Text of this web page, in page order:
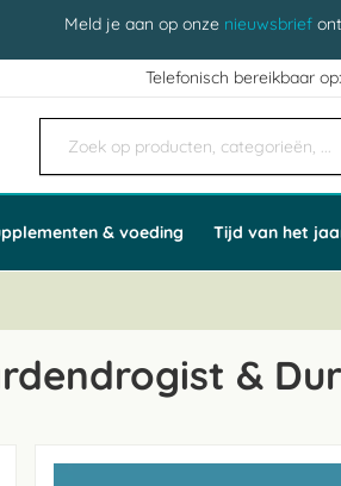
Meld je aan op onze nieuwsbrief
Telefonisch bereikbaar
& voeding Tijd van het
&